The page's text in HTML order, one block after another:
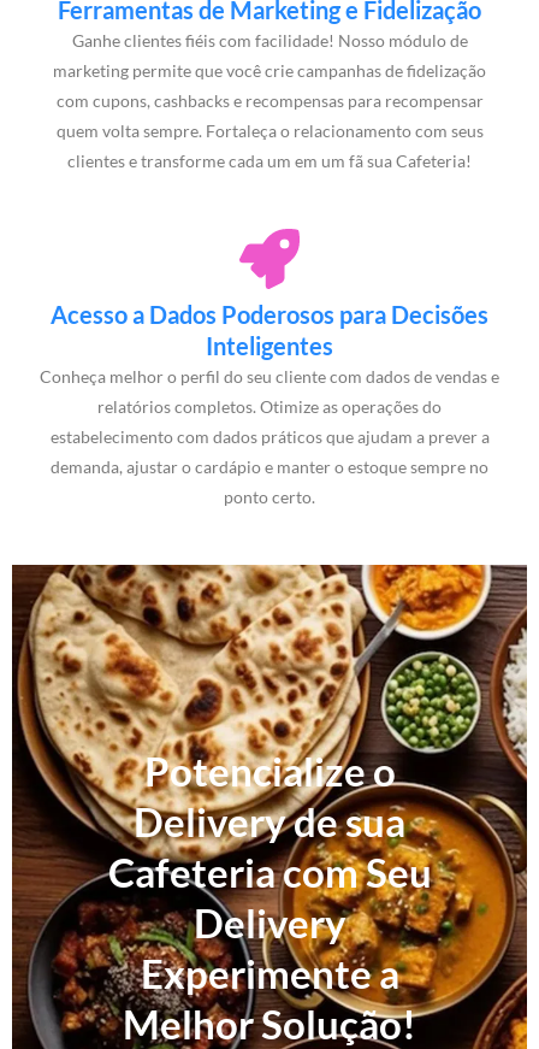
Ferramentas de Marketing e Fidelização
Ganhe clientes fiéis com facilidade! Nosso módulo de
marketing permite que você crie campanhas de fidelização
com cupons, cashbacks e recompensas para recompensar
quem volta sempre. Fortaleça o relacionamento com seus
clientes e transforme cada um em um fã sua Cafeteria!
Acesso a Dados Poderosos para Decisões
Inteligentes
Conheça melhor o perfil do seu cliente com dados de vendas e
relatórios completos. Otimize as operações do
estabelecimento com dados práticos que ajudam a prever a
demanda, ajustar o cardápio e manter o estoque sempre no
ponto certo.
Potencialize o
Delivery de sua
Cafeteria com Seu
Delivery
Experimente a
Melhor Solução!